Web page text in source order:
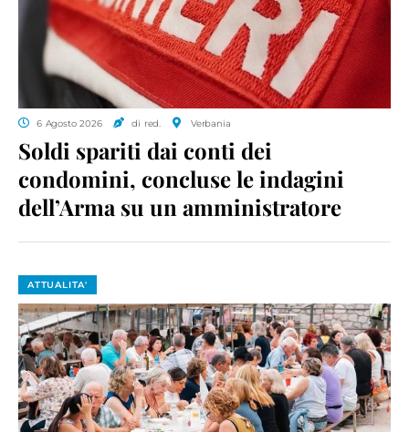
6 Agosto 2026 di red. Verbania
Soldi spariti dai conti dei
condomini, concluse le indagini
dell’Arma su un amministratore
ATTUALITA'